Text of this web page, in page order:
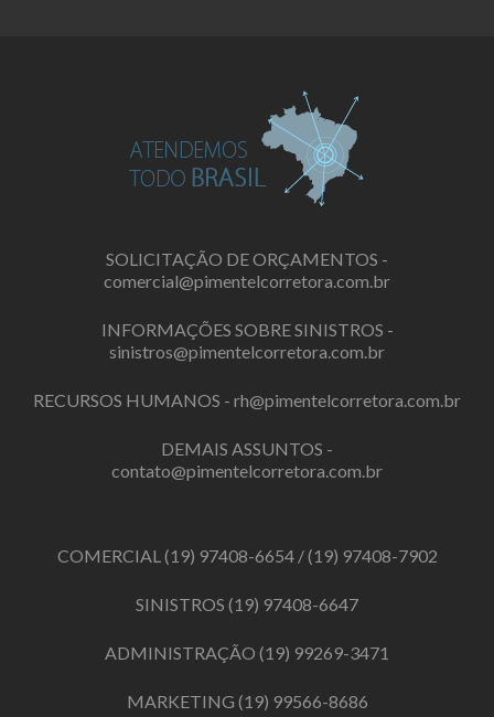
SOLICITAÇÃO DE ORÇAMENTOS -
comercial@pimentelcorretora.com.br
INFORMAÇÕES SOBRE SINISTROS -
sinistros@pimentelcorretora.com.br
RECURSOS HUMANOS - rh@pimentelcorretora.com.br
DEMAIS ASSUNTOS -
contato@pimentelcorretora.com.br
COMERCIAL (19) 97408-6654/(19) 97408-7902
SINISTROS (19) 97408-6647
ADMINISTRAÇÃO (19) 99269-3471
MARKETING (19) 99566-8686